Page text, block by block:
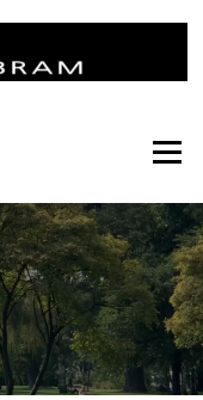
Menu